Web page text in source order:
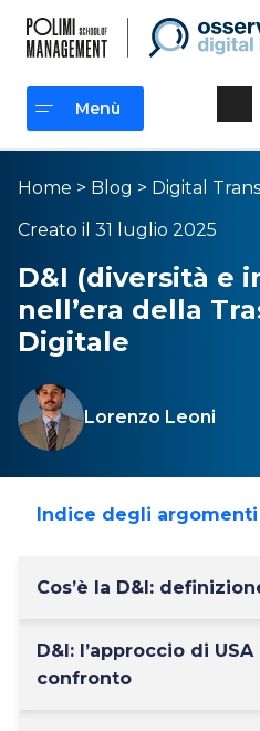
Menù
Menù
Home > Blog > Digital
Creato il 31 luglio 2025
D&I (diversità e
nell’era della
Digitale
Lorenzo Leoni
Indice degli argomenti
Cos’è la D&I:
D&I: l’approccio di
confronto